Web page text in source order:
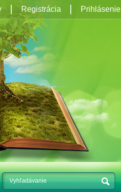
Registrácia Prihlásenie